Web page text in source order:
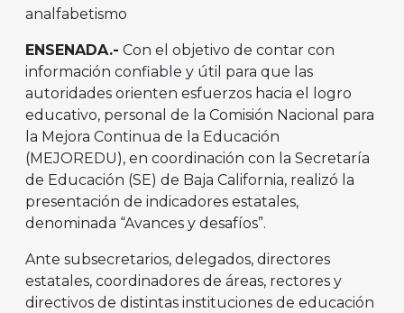
analfabetismo
ENSENADA.- Con el objetivo de contar con
información confiable y útil para que las
autoridades orienten esfuerzos hacia el logro
educativo, personal de la Comisión Nacional para
la Mejora Continua de la Educación
(MEJOREDU), en coordinación con la Secretaría
de Educación (SE) de Baja California, realizó la
presentación de indicadores estatales,
denominada “Avances y desafíos”.
Ante subsecretarios, delegados, directores
estatales, coordinadores de áreas, rectores y
directivos de distintas instituciones de educación